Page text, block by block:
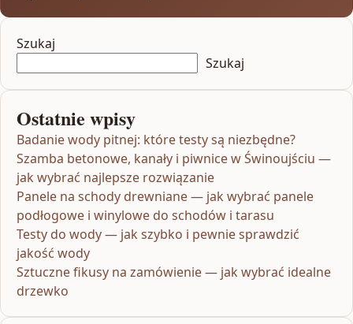
Szukaj
Szukaj
Ostatnie wpisy
Badanie wody pitnej: które testy są niezbędne?
Szamba betonowe, kanały i piwnice w Świnoujściu —
jak wybrać najlepsze rozwiązanie
Panele na schody drewniane — jak wybrać panele
podłogowe i winylowe do schodów i tarasu
Testy do wody — jak szybko i pewnie sprawdzić
jakość wody
Sztuczne fikusy na zamówienie — jak wybrać idealne
drzewko